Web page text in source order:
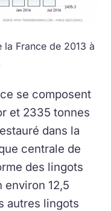
la France de 2013 à
se composent
et 2335 tonnes
dans la
centrale de
des lingots
environ 12,5
autres lingots